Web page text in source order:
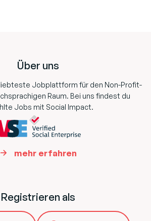
Über uns
Jobplattform für den Non-Profit-
Raum. Bei uns findest du
Jobs mit Social Impact.
mehr erfahren
Registrieren als